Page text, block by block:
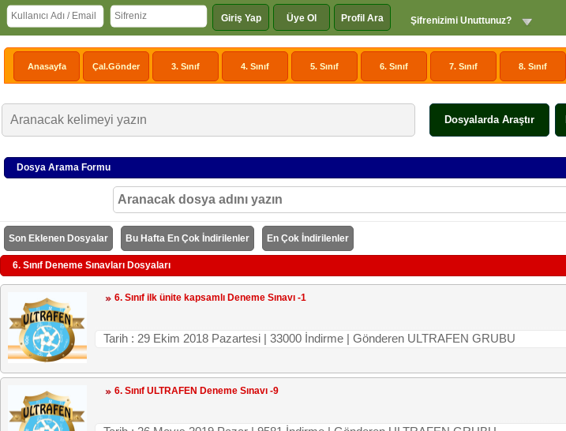
Giriş Yap Üye Ol Profil Ara Şifrenizimi Unuttunuz?
Anasayfa Çal.Gönder 3. Sınıf 4. Sınıf 5. Sınıf 6. Sınıf 7. Sınıf 8. Sınıf
Dosyalarda Araştır
Dosya Arama Formu
Son Eklenen Dosyalar Bu Hafta En Çok İndirilenler En Çok İndirilenler
6. Sınıf Deneme Sınavları Dosyaları
6. Sınıf ilk ünite kapsamlı Deneme Sınavı -1
Tarih : 29 Ekim 2018 Pazartesi | 33000 İndirme | Gönderen ULTRAFEN GRUBU
6. Sınıf ULTRAFEN Deneme Sınavı -9